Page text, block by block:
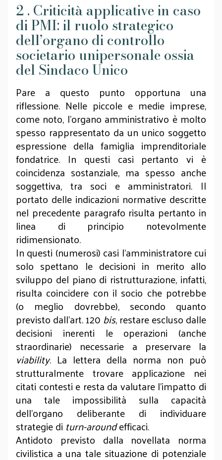
2 . Criticità applicative in caso
di PMI: il ruolo strategico
dell’organo di controllo
societario unipersonale ossia
del Sindaco Unico
Pare a questo punto opportuna una
riflessione. Nelle piccole e medie imprese,
come noto, l’organo amministrativo è molto
spesso rappresentato da un unico soggetto
espressione della famiglia imprenditoriale
fondatrice. In questi casi pertanto vi è
coincidenza sostanziale, ma spesso anche
soggettiva, tra soci e amministratori. Il
portato delle indicazioni normative descritte
nel precedente paragrafo risulta pertanto in
linea di principio notevolmente
ridimensionato.
In questi (numerosi) casi l’amministratore cui
solo spettano le decisioni in merito allo
sviluppo del piano di ristrutturazione, infatti,
risulta coincidere con il socio che potrebbe
(o meglio dovrebbe), secondo quanto
previsto dall’art. 120bis, restare escluso dalle
decisioni inerenti le operazioni (anche
straordinarie) necessarie a preservare la
viability. La lettera della norma non può
strutturalmente trovare applicazione nei
citati contesti e resta da valutare l’impatto di
una tale impossibilità sulla capacità
dell’organo deliberante di individuare
strategie di turn-aroundefficaci.
Antidoto previsto dalla novellata norma
civilistica a una tale situazione di potenziale